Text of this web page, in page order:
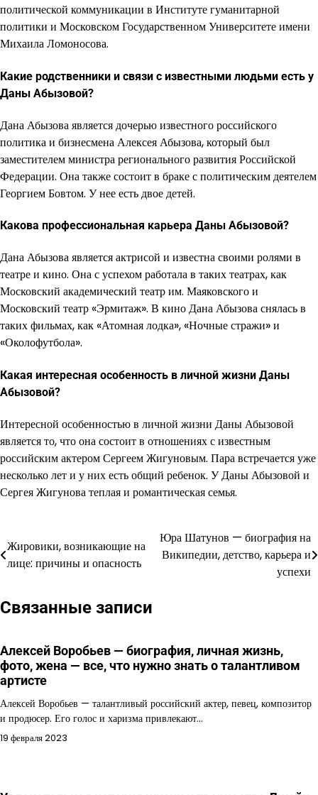
политической коммуникации в Институте гуманитарной
политики и Московском Государственном Университете имени
Михаила Ломоносова.
Какие родственники и связи с известными людьми есть у
Даны Абызовой?
Дана Абызова является дочерью известного российского
политика и бизнесмена Алексея Абызова, который был
заместителем министра регионального развития Российской
Федерации. Она также состоит в браке с политическим деятелем
Георгием Бовтом. У нее есть двое детей.
Какова профессиональная карьера Даны Абызовой?
Дана Абызова является актрисой и известна своими ролями в
театре и кино. Она с успехом работала в таких театрах, как
Московский академический театр им. Маяковского и
Московский театр «Эрмитаж». В кино Дана Абызова снялась в
таких фильмах, как «Атомная лодка», «Ночные стражи» и
«Околофутбола».
Какая интересная особенность в личной жизни Даны
Абызовой?
Интересной особенностью в личной жизни Даны Абызовой
является то, что она состоит в отношениях с известным
российским актером Сергеем Жигуновым. Пара встречается уже
несколько лет и у них есть общий ребенок. У Даны Абызовой и
Сергея Жигунова теплая и романтическая семья.
Навигация
по
Жировики, возникающие на
лице: причины и опасность
Юра Шатунов — биография на
Википедии, детство, карьера и
успехи
Связанные записи
Алексей Воробьев — биография, личная жизнь,
фото, жена — все, что нужно знать о талантливом
артисте
Алексей Воробьев — талантливый российский актер, певец, композитор
и продюсер. Его голос и харизма привлекают…
19 февраля 2023